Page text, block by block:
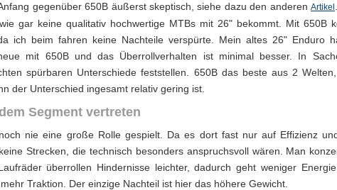
gegenüber 650B äußerst skeptisch, siehe dazu den anderenArtikel
gar keine qualitativ hochwertige MTBs mit 26" bekommt. Mit 650B
ich beim fahren keine Nachteile verspürte. Mein altes 26" Enduro
mit 650B und das Überrollverhalten ist minimal besser. In
spürbaren Unterschiede feststellen. 650B das beste aus 2
der Unterschied ingesamt relativ gering ist.
Segment vertreten
nie eine große Rolle gespielt. Da es dort fast nur auf Effizienz
Strecken, die technisch besonders anspruchsvoll wären. Man
überrollen Hindernisse leichter, dadurch geht weniger
Traktion. Der einzige Nachteil ist hier das höhere Gewicht.